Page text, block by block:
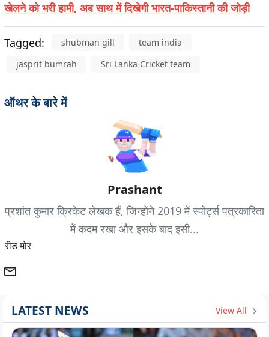
खेलने को भरी हामी, अब साथ में दिखेगी भारत-पाकिस्तानी की जोड़ी
Tagged: shubman gill
team india
jasprit bumrah
Sri Lanka Cricket team
ऑथर के बारे में
Prashant
प्रशांत कुमार क्रिकेट लेखक हैं, जिन्होंने 2019 में स्पोर्ट्स पत्रकारिता
में कदम रखा और इसके बाद इसी...
रीड मोर
LATEST NEWS View All